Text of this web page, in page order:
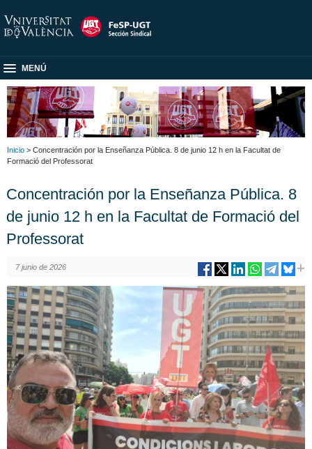
MENÚ
Inicio > Concentración por la Enseñanza Pública. 8 de junio 12 h en la Facultat de
Formació del Professorat
Concentración por la Enseñanza Pública. 8
de junio 12 h en la Facultat de Formació del
Professorat
7 junio de 2026